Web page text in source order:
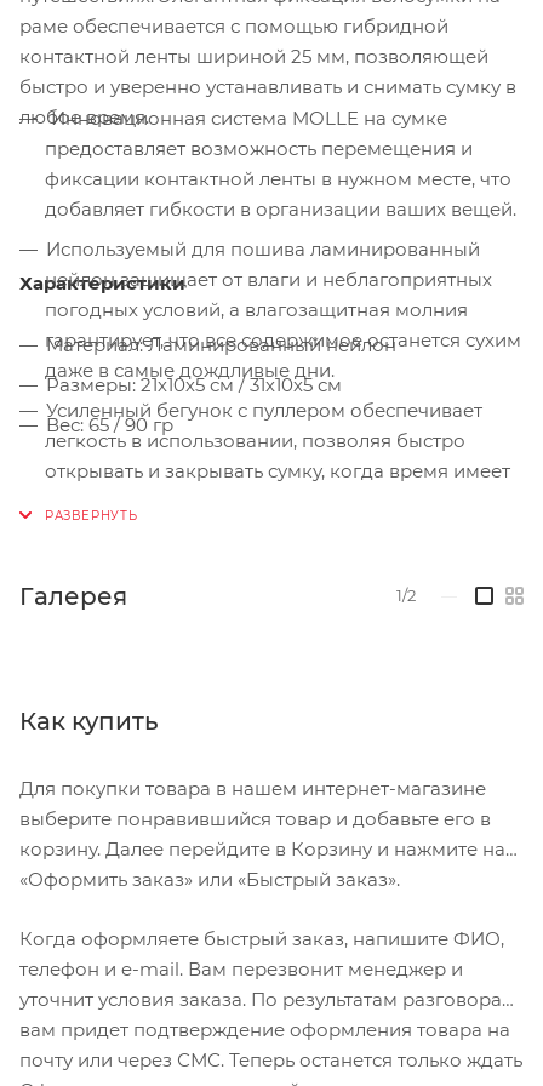
раме обеспечивается с помощью гибридной
контактной ленты шириной 25 мм, позволяющей
быстро и уверенно устанавливать и снимать сумку в
любое время.
Инновационная система MOLLE на сумке
предоставляет возможность перемещения и
фиксации контактной ленты в нужном месте, что
добавляет гибкости в организации ваших вещей.
Используемый для пошива ламинированный
нейлон защищает от влаги и неблагоприятных
погодных условий, а влагозащитная молния
гарантирует, что все содержимое останется сухим
даже в самые дождливые дни.
Усиленный бегунок с пуллером обеспечивает
легкость в использовании, позволяя быстро
открывать и закрывать сумку, когда время имеет
Характеристики
Материал: Ламинированный нейлон
Размеры: 21х10х5 см / 31х10х5 см
Вес: 65 / 90 гр
Галерея 1/2
Как купить
Для покупки товара в нашем интернет-магазине
выберите понравившийся товар и добавьте его в
корзину. Далее перейдите в Корзину и нажмите на
«Оформить заказ» или «Быстрый заказ».
Когда оформляете быстрый заказ, напишите ФИО,
телефон и e-mail. Вам перезвонит менеджер и
уточнит условия заказа. По результатам разговора
вам придет подтверждение оформления товара на
почту или через СМС. Теперь останется только ждать